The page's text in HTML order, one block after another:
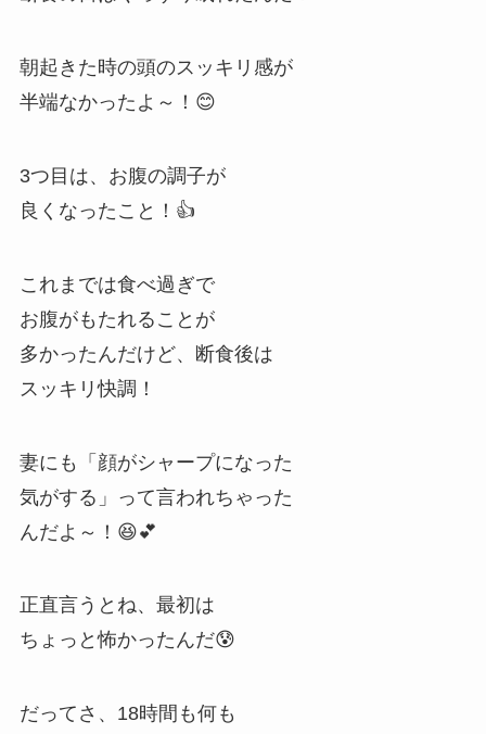
朝起きた時の頭のスッキリ感が
半端なかったよ～！😊
3つ目は、お腹の調子が
良くなったこと！👍
これまでは食べ過ぎで
お腹がもたれることが
多かったんだけど、断食後は
スッキリ快調！
妻にも「顔がシャープになった
気がする」って言われちゃった
んだよ～！😆💕
正直言うとね、最初は
ちょっと怖かったんだ😰
だってさ、18時間も何も